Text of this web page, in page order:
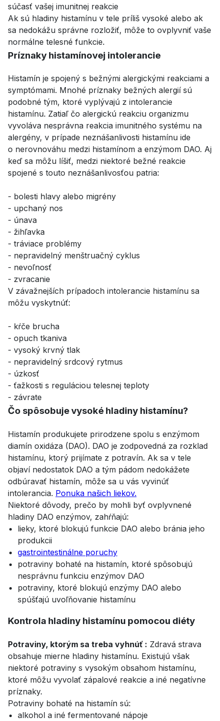
súčasť vašej imunitnej reakcie
Ak sú hladiny histamínu v tele príliš vysoké alebo ak
sa nedokážu správne rozložiť, môže to ovplyvniť vaše
normálne telesné funkcie.
Príznaky histamínovej intolerancie
Histamín je spojený s bežnými alergickými reakciami a
symptómami. Mnohé príznaky bežných alergií sú
podobné tým, ktoré vyplývajú z intolerancie
histamínu. Zatiaľ čo alergickú reakciu organizmu
vyvoláva nesprávna reakcia imunitného systému na
alergény, v prípade neznášanlivosti histamínu ide
o nerovnováhu medzi histamínom a enzýmom DAO. Aj
keď sa môžu líšiť, medzi niektoré bežné reakcie
spojené s touto neznášanlivosťou patria:
- bolesti hlavy alebo migrény
- upchaný nos
- únava
- žihľavka
- tráviace problémy
- nepravidelný menštruačný cyklus
- nevoľnosť
- zvracanie
V závažnejších prípadoch intolerancie histamínu sa
môžu vyskytnúť:
- kŕče brucha
- opuch tkaniva
- vysoký krvný tlak
- nepravidelný srdcový rytmus
- úzkosť
- ťažkosti s reguláciou telesnej teploty
- závrate
Čo spôsobuje vysoké hladiny histamínu?
Histamín produkujete prirodzene spolu s enzýmom
diamín oxidáza (DAO). DAO je zodpovedná za rozklad
histamínu, ktorý prijímate z potravín. Ak sa v tele
objaví nedostatok DAO a tým pádom nedokážete
odbúravať histamín, môže sa u vás vyvinúť
intolerancia. Ponuka našich liekov.
Niektoré dôvody, prečo by mohli byť ovplyvnené
hladiny DAO enzýmov, zahŕňajú:
lieky, ktoré blokujú funkcie DAO alebo bránia jeho
produkcii
gastrointestinálne poruchy
potraviny bohaté na histamín, ktoré spôsobujú
nesprávnu funkciu enzýmov DAO
potraviny, ktoré blokujú enzýmy DAO alebo
spúšťajú uvoľňovanie histamínu
Kontrola hladiny histamínu pomocou diéty
Potraviny, ktorým sa treba vyhnúť : Zdravá strava
obsahuje mierne hladiny histamínu. Existujú však
niektoré potraviny s vysokým obsahom histamínu,
ktoré môžu vyvolať zápalové reakcie a iné negatívne
príznaky.
Potraviny bohaté na histamín sú:
alkohol a iné fermentované nápoje